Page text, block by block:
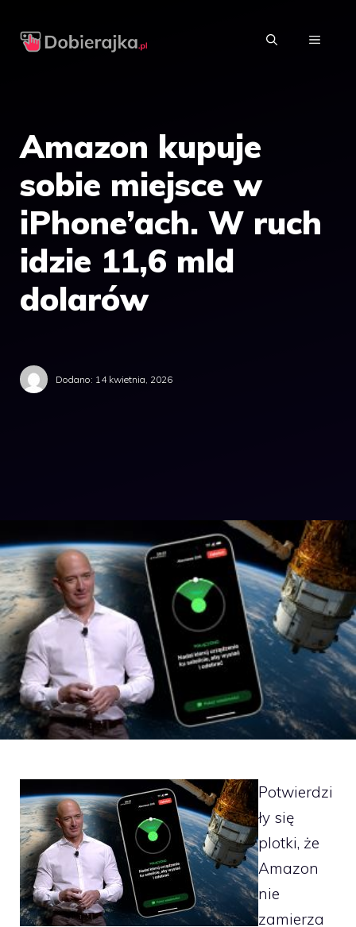
MENU
Amazon kupuje
sobie miejsce w
iPhone’ach. W ruch
idzie 11,6 mld
dolarów
Dodano: 14 kwietnia, 2026
Potwierdzi
ły się
plotki, że
Amazon
nie
zamierza